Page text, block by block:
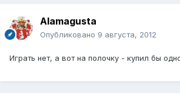
Alamagusta
Опубликовано 9 августа, 2012
Играть нет, а вот на полочку - купил бы